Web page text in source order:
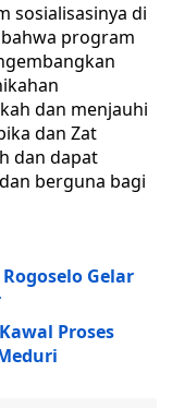
sosialisasinya di
program
dan menjauhi
dan Zat
dan dapat
berguna bagi
Gelar
Proses